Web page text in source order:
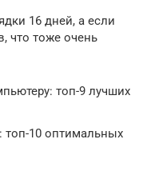
16 дней, а если
что тоже очень
топ-9 лучших
топ-10 оптимальных